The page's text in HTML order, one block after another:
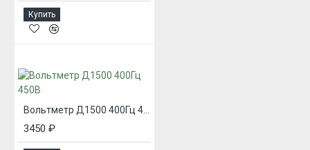
Купить
Вольтметр Д1500 400Гц 450В
3450 ₽